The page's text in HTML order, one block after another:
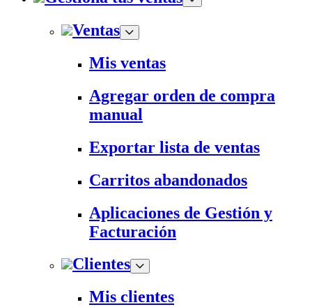
Ventas
Mis ventas
Agregar orden de compra
manual
Exportar lista de ventas
Carritos abandonados
Aplicaciones de Gestión y
Facturación
Clientes
Mis clientes